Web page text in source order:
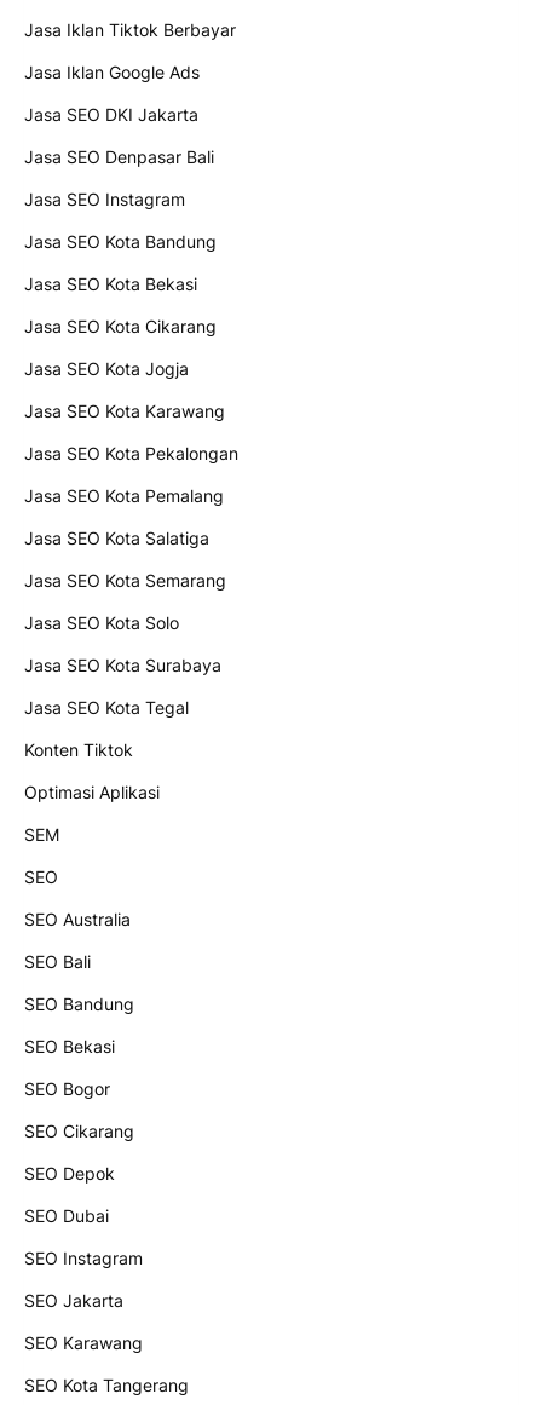
Jasa Iklan Tiktok Berbayar
Jasa Iklan Google Ads
Jasa SEO DKI Jakarta
Jasa SEO Denpasar Bali
Jasa SEO Instagram
Jasa SEO Kota Bandung
Jasa SEO Kota Bekasi
Jasa SEO Kota Cikarang
Jasa SEO Kota Jogja
Jasa SEO Kota Karawang
Jasa SEO Kota Pekalongan
Jasa SEO Kota Pemalang
Jasa SEO Kota Salatiga
Jasa SEO Kota Semarang
Jasa SEO Kota Solo
Jasa SEO Kota Surabaya
Jasa SEO Kota Tegal
Konten Tiktok
Optimasi Aplikasi
SEM
SEO
SEO Australia
SEO Bali
SEO Bandung
SEO Bekasi
SEO Bogor
SEO Cikarang
SEO Depok
SEO Dubai
SEO Instagram
SEO Jakarta
SEO Karawang
SEO Kota Tangerang